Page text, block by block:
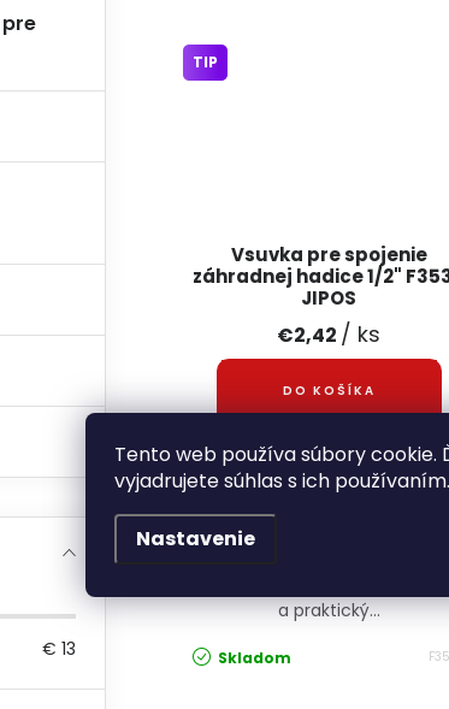
Tento web používa súbory
vyjadrujete súhlas s ich
Nastavenie
€ 13
Vsuvka pre spojenie
záhradnej hadice 1/2"
JIPOS
TIP
€2,42 / ks
DO KOŠÍKA
Spojte záhradné hadice
jednoducho, pevne a bez
kompromisov. Mosadzná
F3536 JIPOS je profesionálne
a praktický...
Skladom